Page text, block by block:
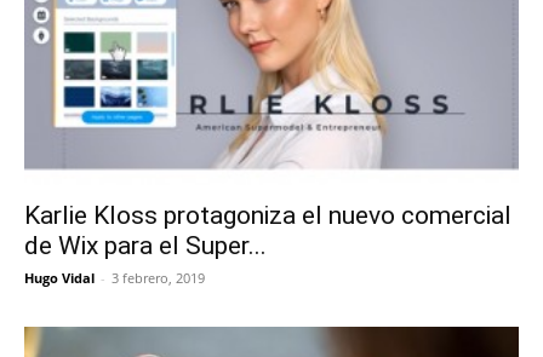
Karlie Kloss protagoniza el nuevo comercial
de Wix para el Super...
Hugo Vidal - 3 febrero, 2019